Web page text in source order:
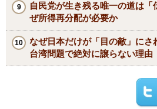
自民党が生き残る唯一の道は
ぜ所得再分配が必要か
なぜ日本だけが「目の敵」に
台湾問題で絶対に譲らない理由